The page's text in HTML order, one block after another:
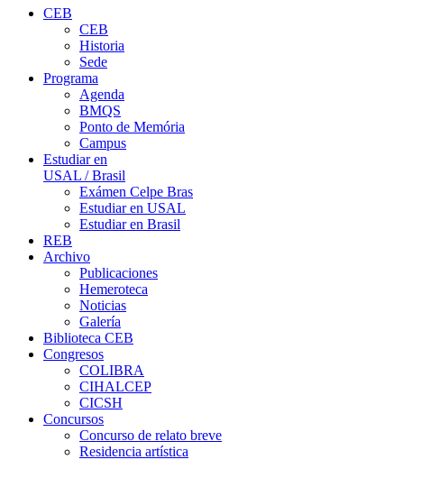
CEB
CEB
Historia
Sede
Programa
Agenda
BMQS
Ponto de Memória
Campus
Estudiar en
USAL / Brasil
Exámen Celpe Bras
Estudiar en USAL
Estudiar en Brasil
REB
Archivo
Publicaciones
Hemeroteca
Noticias
Galería
Biblioteca CEB
Congresos
COLIBRA
CIHALCEP
CICSH
Concursos
Concurso de relato breve
Residencia artística